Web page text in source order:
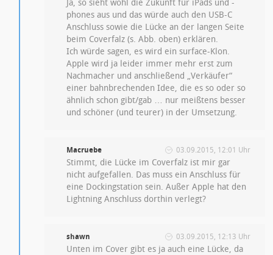
Ja, so sieht wohl die Zukunft für iPads und -
phones aus und das würde auch den USB-C
Anschluss sowie die Lücke an der langen Seite
beim Coverfalz (s. Abb. oben) erklären.
Ich würde sagen, es wird ein surface-Klon.
Apple wird ja leider immer mehr erst zum
Nachmacher und anschließend „Verkäufer“
einer bahnbrechenden Idee, die es so oder so
ähnlich schon gibt/gab … nur meißtens besser
und schöner (und teurer) in der Umsetzung.
Macruebe 03.09.2015, 12:01 Uhr
Stimmt, die Lücke im Coverfalz ist mir gar
nicht aufgefallen. Das muss ein Anschluss für
eine Dockingstation sein. Außer Apple hat den
Lightning Anschluss dorthin verlegt?
shawn 03.09.2015, 12:13 Uhr
Unten im Cover gibt es ja auch eine Lücke, da